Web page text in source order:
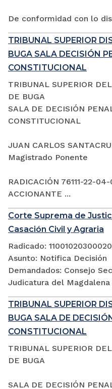
De conformidad con lo
TRIBUNAL SUPERIOR
BUGA SALA DECISIÓN
CONSTITUCIONAL
TRIBUNAL SUPERIOR
DE BUGA
SALA DE DECISIÓN
CONSTITUCIONAL
JUAN CARLOS
Magistrado Ponente
RADICACIÓN 76111-22-
ACCIONANTE ...
Corte Suprema de
Casación Civil y Agraria
Radicado:
Asunto: Notifica Decisión
Demandados: Consejo
Judicatura del Magdalena
TRIBUNAL SUPERIOR
BUGA SALA DE
CONSTITUCIONAL
TRIBUNAL SUPERIOR
DE BUGA
SALA DE DECISIÓN